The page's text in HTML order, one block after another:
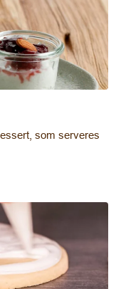
som serveres